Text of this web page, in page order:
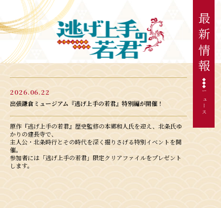
最
新
情
報
ニュース
2026.06.22
出張鎌倉ミュージアム『逃げ上手の若君』特別編が開催！
原作『逃げ上手の若君』歴史監修の本郷和人氏を迎え、北条氏ゆ
かりの建長寺で、
主人公・北条時行とその時代を深く掘りさげる特別イベントを開
催。
参加者には「逃げ上手の若君」限定クリアファイルをプレゼント
します。